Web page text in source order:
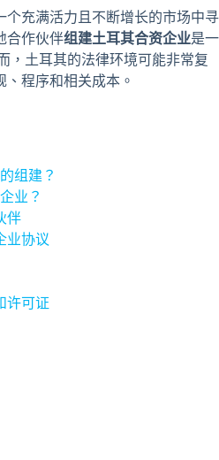
个充满活力且不断增长的市场中寻
合作伙伴组建土耳其合资企业是一
，土耳其的法律环境可能非常复
程序和相关成本。
组建？
业？
伴
业协议
许可证